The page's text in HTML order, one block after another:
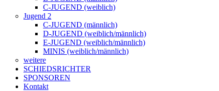
C-JUGEND (weiblich)
Jugend 2
C-JUGEND (männlich)
D-JUGEND (weiblich/männlich)
E-JUGEND (weiblich/männlich)
MINIS (weiblich/männlich)
weitere
SCHIEDSRICHTER
SPONSOREN
Kontakt